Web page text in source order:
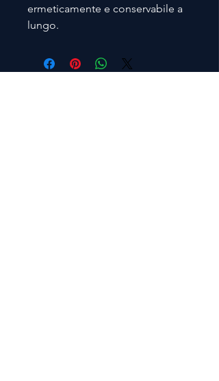
ermeticamente e conservabile a
lungo.